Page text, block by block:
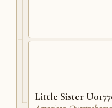
Little Sister